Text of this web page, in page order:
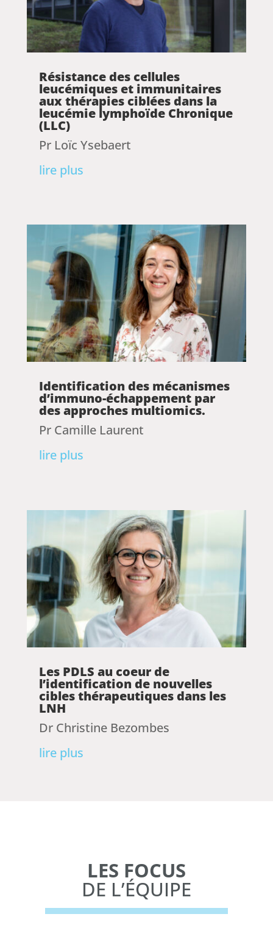
Résistance des cellules
leucémiques et immunitaires
aux thérapies ciblées dans la
leucémie lymphoïde Chronique
(LLC)
Pr Loïc Ysebaert
lire plus
Identification des mécanismes
d’immuno-échappement par
des approches multiomics.
Pr Camille Laurent
lire plus
Les PDLS au coeur de
l’identification de nouvelles
cibles thérapeutiques dans les
LNH
Dr Christine Bezombes
lire plus
LES FOCUS
DE L’ÉQUIPE